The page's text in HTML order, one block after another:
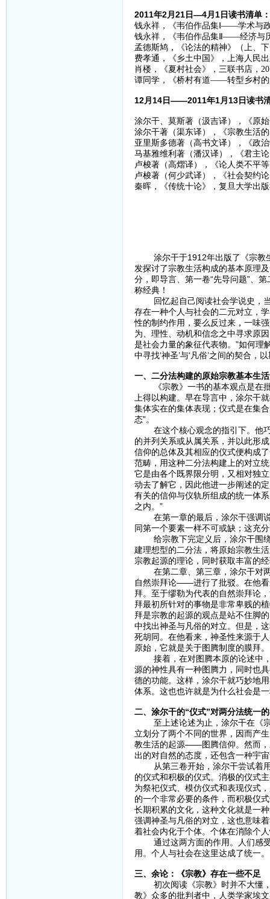
2011年2月21日—4月1日读书清单：
钱永祥，《韦伯作品集Ⅰ——学术与
钱永祥，《韦伯作品集Ⅱ——经济与
孟德斯鸠，《论法的精神》（上、
费孝通，《乡土中国》，上海人民
肖楼，《夏村社会》，三联书店，
谭同学，《桥村有道——转型乡村的
12月14日——2011年1月13日读书
涂尔干、莫斯著（汲吉译），《原
涂尔干著（渠东译），《宗教生活
亚里斯多德著（高书文译），《政
马基雅维利著（潘汉译），《君主
卢梭著（高熠译），《论人类不平
卢梭著（何少武译），《社会契约
秦晖，《传统十论》，复旦大学出
涂尔干于1912年出版了《宗教生
发探讨了宗教生活构成的基本原理
分，即导言、第一卷“先导问题”、
称经典！
回忆起自己阅读社会学说史，当
存在一种个人与社会的二元对立，
性的制约作用，要么反过来，一味
为、理性、动机和信念之中寻求原
是社会力量的象征代表物。”如何理
中寻找‘神圣’与‘凡俗’之间的契合
一、二分法构建的原始宗教基本生
《宗教》一书的基本观点是在批
上得以构建。早在导言中，涂尔干
集体实在的集体表现；仪式是在集
态”。
在这个核心观念的指引下。他巧
的并列关系或从属关系，并以此形
信仰的总体及其相应的仪式便构成
范畴，用这种二分法构建上的对立
它是由各个既界限分明，又相对独
动去了解它，因此他进一步阐述的
有关的信仰与仪轨所组成的统一体
之内。”
在第一章的最后，涂尔干强调说
同第一个要素一样不可或缺；这充
给宗教下完定义后，涂尔干围绕
建理想型的二分法，将原始宗教生
宗教起源的理论，同时获取丰富的
在第二章、第三章，涂尔干对两
自然崇拜论——进行了批驳。在他看
拜。至于缪勒为代表的自然崇拜论
拜最初所针对的事物是非常卑贱的
拜是宗教的起源的观点是站不住脚
中找出神圣与凡俗的对立。但是，
死胡同。在他看来，神圣性来源于
原始，它就是关于图腾制度的膜拜。
接着，在对图腾本原的论述中，
源的神性具有一种图腾力，同时也
德的功能。这样，涂尔干就巧妙地
体系。这也也许就是为什么社会是
二、涂尔干的“仪式”对两分法统一
至上述论述为止，涂尔干在《宗
立划分了两个不同的世界，因而产
教生活的起源——图腾信仰。然而，
出的对自然的态度，还包含一种宇
从第三卷开始，涂尔干尝试着用
的仪式和积极的仪式。消极的仪式
为祭祀仪式、模仿仪式和表现仪式
的一个非常必要的条件，而积极仪
长期积累的文化，这种文化就是一
强调神圣与凡俗的对立，这也意味
着社会内化于个体。个体在消除个
通过这两方面的作用。人们感受
用。个人与社会在这里达成了统一。
三、余论：《宗教》存在一些不足
初次阅读《宗教》时并不大懂，
教》众多的批判者中，人类学家埃